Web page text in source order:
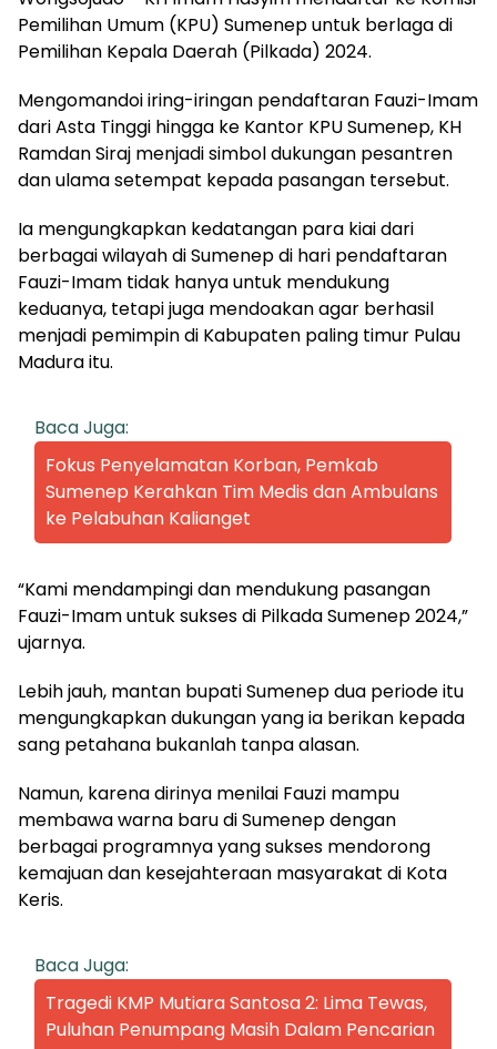
Pemilihan Umum (KPU) Sumenep untuk berlaga di
Pemilihan Kepala Daerah (Pilkada) 2024.
Mengomandoi iring-iringan pendaftaran Fauzi-Imam
dari Asta Tinggi hingga ke Kantor KPU Sumenep, KH
Ramdan Siraj menjadi simbol dukungan pesantren
dan ulama setempat kepada pasangan tersebut.
Ia mengungkapkan kedatangan para kiai dari
berbagai wilayah di Sumenep di hari pendaftaran
Fauzi-Imam tidak hanya untuk mendukung
keduanya, tetapi juga mendoakan agar berhasil
menjadi pemimpin di Kabupaten paling timur Pulau
Madura itu.
Baca Juga:
Fokus Penyelamatan Korban, Pemkab
Sumenep Kerahkan Tim Medis dan Ambulans
ke Pelabuhan Kalianget
“Kami mendampingi dan mendukung pasangan
Fauzi-Imam untuk sukses di Pilkada Sumenep 2024,”
ujarnya.
Lebih jauh, mantan bupati Sumenep dua periode itu
mengungkapkan dukungan yang ia berikan kepada
sang petahana bukanlah tanpa alasan.
Namun, karena dirinya menilai Fauzi mampu
membawa warna baru di Sumenep dengan
berbagai programnya yang sukses mendorong
kemajuan dan kesejahteraan masyarakat di Kota
Keris.
Baca Juga:
Tragedi KMP Mutiara Santosa 2: Lima Tewas,
Puluhan Penumpang Masih Dalam Pencarian